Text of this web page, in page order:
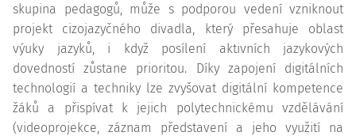
skupina pedagogů, může s podporou vedení vzniknout
projekt cizojazyčného divadla, který přesahuje oblast
výuky jazyků, i když posílení aktivních jazykových
dovedností zůstane prioritou. Díky zapojení digitálních
technologií a techniky lze zvyšovat digitální kompetence
žáků a přispívat k jejich polytechnickému vzdělávání
(videoprojekce, záznam představení a jeho využití na